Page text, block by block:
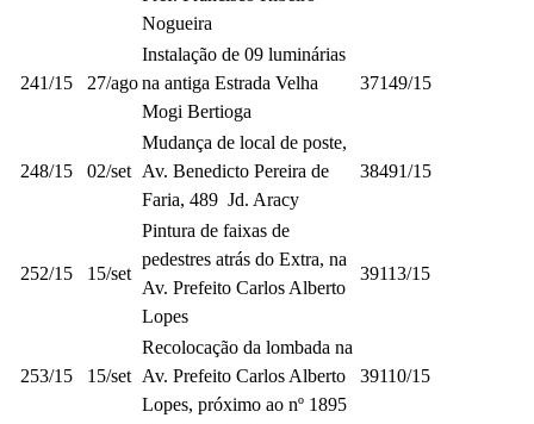
Nogueira
241/15 27/ago
Instalação de 09 luminárias
na antiga Estrada Velha
Mogi Bertioga
37149/15
248/15 02/set
Mudança de local de poste,
Av. Benedicto Pereira de
Faria, 489 Jd. Aracy
38491/15
252/15 15/set
Pintura de faixas de
pedestres atrás do Extra, na
Av. Prefeito Carlos Alberto
Lopes
39113/15
253/15 15/set
Recolocação da lombada na
Av. Prefeito Carlos Alberto
Lopes, próximo ao nº 1895
39110/15